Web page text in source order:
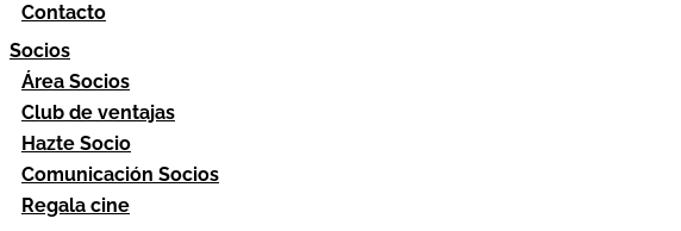
Contacto
Socios
Área Socios
Club de ventajas
Hazte Socio
Comunicación Socios
Regala cine